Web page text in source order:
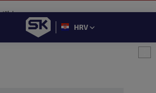
- On the Google Play
HRV